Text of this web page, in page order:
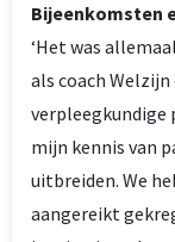
Bijeenkomsten
‘Het was
als coach
verpleegkundige
mijn kennis van
uitbreiden. We
aangereikt